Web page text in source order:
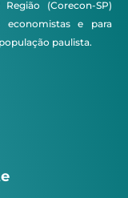
(Corecon-SP)
economistas e para
paulista.